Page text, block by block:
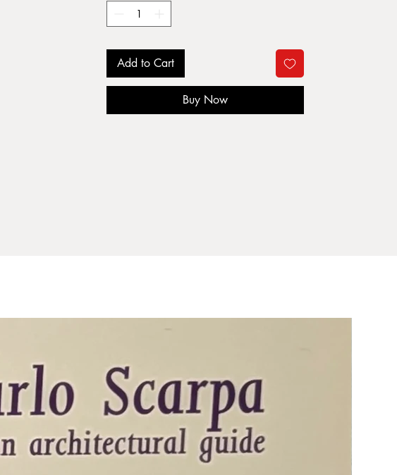
Book Information : 25.5 x 37.7 x 2 cm
, Hardboard
2013
Condition : シュリンク未開封 (一部破
れあり。）
Add to Cart
Buy Now